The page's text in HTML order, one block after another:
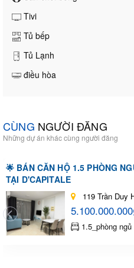
Tivi
Tủ bếp
Tủ Lạnh
điều hòa
CÙNG NGƯỜI ĐĂNG
Những dự án khác cùng người đăng
🌟 BÁN CĂN HỘ 1.5 PHÒNG
TẠI D'CAPITALE
119 Trần Duy
1.5_phòng ngủ